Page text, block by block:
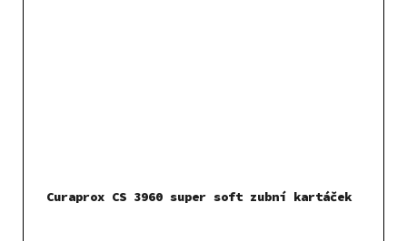
Curaprox CS 3960 super soft zubní kartáček